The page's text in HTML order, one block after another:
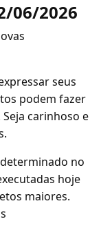
06/2026
seus
podem fazer
carinhoso e
no
hoje
maiores.